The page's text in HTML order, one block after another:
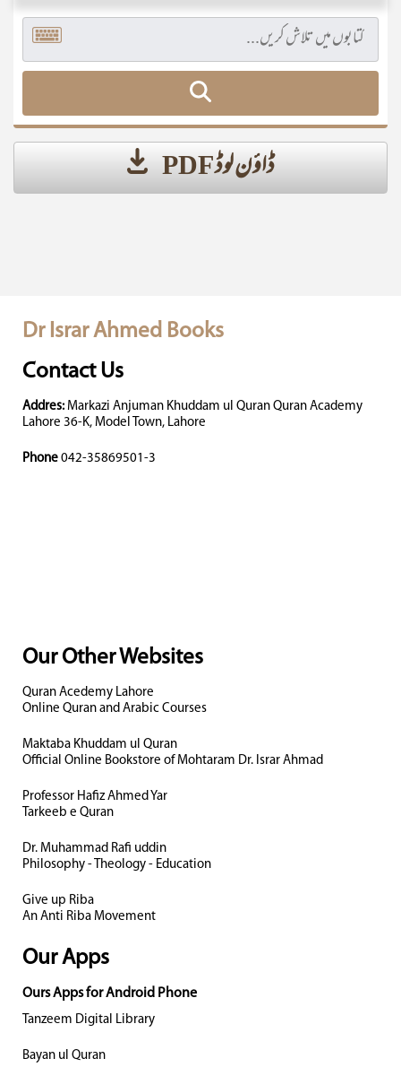
ڈاؤن لوڈ PDF
Dr Israr Ahmed Books
Contact Us
Addres: Markazi Anjuman Khuddam ul Quran Quran Academy
Lahore 36-K, Model Town, Lahore
Phone 042-35869501-3
Our Other Websites
Quran Acedemy Lahore
Online Quran and Arabic Courses
Maktaba Khuddam ul Quran
Official Online Bookstore of Mohtaram Dr. Israr Ahmad
Professor Hafiz Ahmed Yar
Tarkeeb e Quran
Dr. Muhammad Rafi uddin
Philosophy - Theology - Education
Give up Riba
An Anti Riba Movement
Our Apps
Ours Apps for Android Phone
Tanzeem Digital Library
Bayan ul Quran